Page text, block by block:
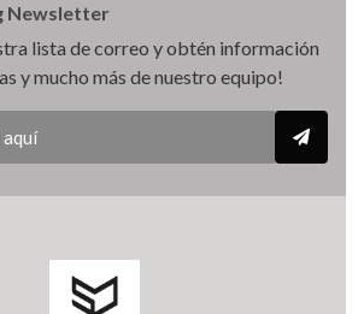
Newsletter
lista de correo y obtén información
y mucho más de nuestro equipo!